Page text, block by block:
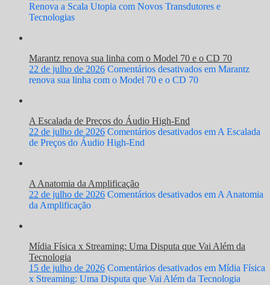
Renova a Scala Utopia com Novos Transdutores e
Tecnologias
Marantz renova sua linha com o Model 70 e o CD 70
22 de julho de 2026 Comentários desativados em Marantz
renova sua linha com o Model 70 e o CD 70
A Escalada de Preços do Áudio High-End
22 de julho de 2026 Comentários desativados em A Escalada
de Preços do Áudio High-End
A Anatomia da Amplificação
22 de julho de 2026 Comentários desativados em A Anatomia
da Amplificação
Mídia Física x Streaming: Uma Disputa que Vai Além da
Tecnologia
15 de julho de 2026 Comentários desativados em Mídia Física
x Streaming: Uma Disputa que Vai Além da Tecnologia